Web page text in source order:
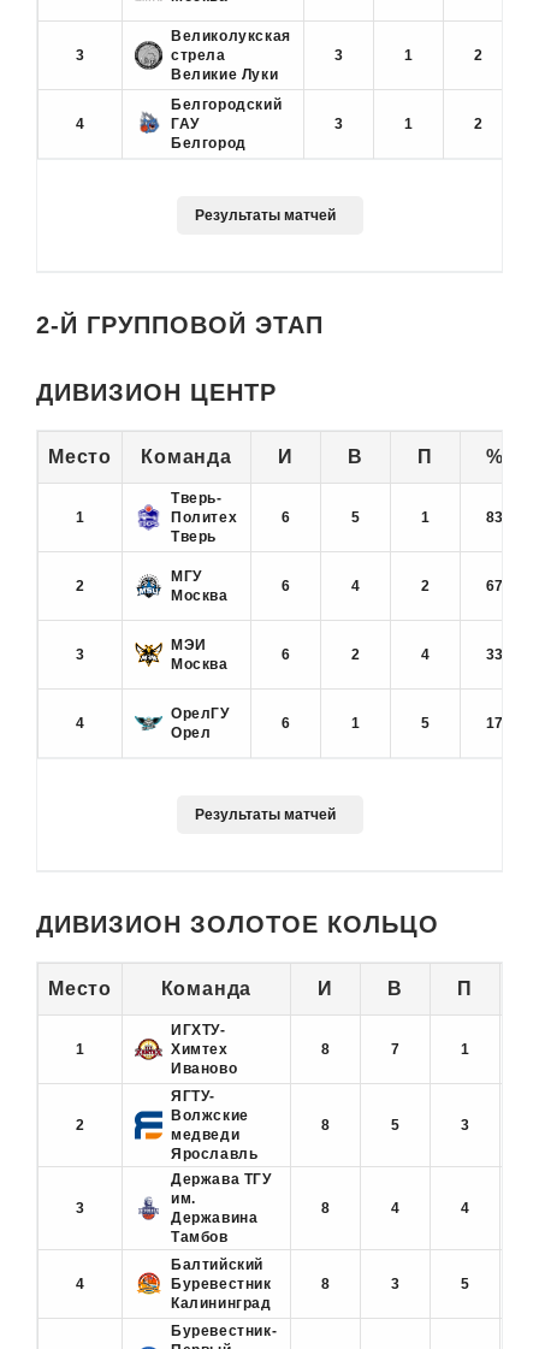
3
Великолукская
стрела
Великие Луки
3 1 2
4
Белгородский
ГАУ
Белгород
3 1 2
2-Й ГРУППОВОЙ ЭТАП
ДИВИЗИОН ЦЕНТР
Место Команда И В П %
1
Тверь-
Политех
Тверь
6 5 1 83
2
МГУ
Москва
6 4 2 67
3
МЭИ
Москва
6 2 4 33
4
ОрелГУ
Орел
6 1 5 17
ДИВИЗИОН ЗОЛОТОЕ КОЛЬЦО
Место Команда И В П
1
ИГХТУ-
Химтех
Иваново
8 7 1
2
ЯГТУ-
Волжские
медведи
Ярославль
8 5 3
3
Держава ТГУ
им.
Державина
Тамбов
8 4 4
4
Балтийский
Буревестник
Калининград
8 3 5
Буревестник-